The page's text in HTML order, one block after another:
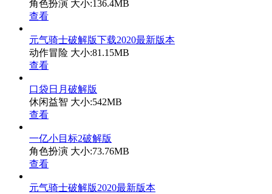
角色扮演 大小:136.4MB
查看
元气骑士破解版下载2020最新版本
动作冒险 大小:81.15MB
查看
口袋日月破解版
休闲益智 大小:542MB
查看
一亿小目标2破解版
角色扮演 大小:73.76MB
查看
元气骑士破解版2020最新版本